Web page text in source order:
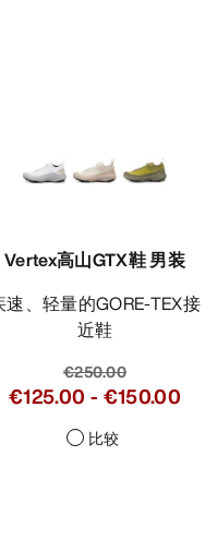
Vertex高山GTX鞋 男装
接
近鞋
€250.00
€125.00 - €150.00
比较